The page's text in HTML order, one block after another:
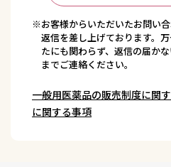
※お客様からいただいたお問い
返信を差し上げております。
たにも関わらず、返信の届か
までご連絡ください。
一般用医薬品の販売制度に関
に関する事項